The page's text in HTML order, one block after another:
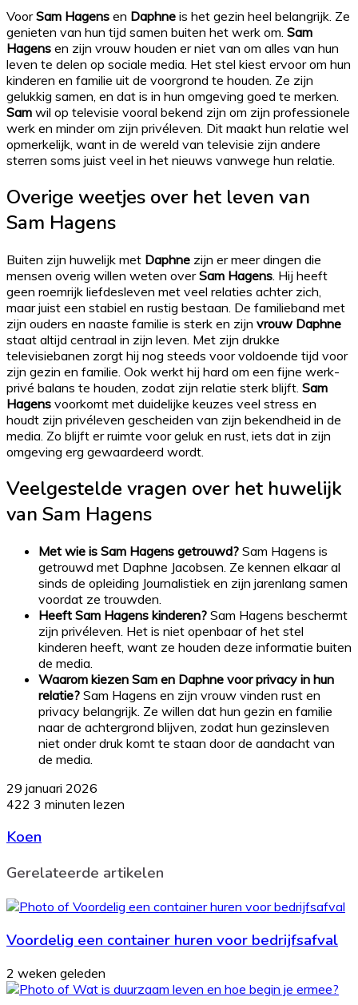
VoorSam Hagens en Daphne is het gezin heel belangrijk. Ze
genieten van hun tijd samen buiten het werk om. Sam
Hagens en zijn vrouw houden er niet van om alles van hun
leven te delen op sociale media. Het stel kiest ervoor om hun
kinderen en familie uit de voorgrond te houden. Ze zijn
gelukkig samen, en dat is in hun omgeving goed te merken.
Sam wil op televisie vooral bekend zijn om zijn professionele
werk en minder om zijn privéleven. Dit maakt hun relatie wel
opmerkelijk, want in de wereld van televisie zijn andere
sterren soms juist veel in het nieuws vanwege hun relatie.
Overige weetjes over het leven van
Sam Hagens
Buiten zijn huwelijk met Daphne zijn er meer dingen die
mensen overig willen weten overSam Hagens . Hij heeft
geen roemrijk liefdesleven met veel relaties achter zich,
maar juist een stabiel en rustig bestaan. De familieband met
zijn ouders en naaste familie is sterk en zijn vrouw Daphne
staat altijd centraal in zijn leven. Met zijn drukke
televisiebanen zorgt hij nog steeds voor voldoende tijd voor
zijn gezin en familie. Ook werkt hij hard om een fijne werk-
privé balans te houden, zodat zijn relatie sterk blijft. Sam
Hagens voorkomt met duidelijke keuzes veel stress en
houdt zijn privéleven gescheiden van zijn bekendheid in de
media. Zo blijft er ruimte voor geluk en rust, iets dat in zijn
omgeving erg gewaardeerd wordt.
Veelgestelde vragen over het huwelijk
van Sam Hagens
Met wie is Sam Hagens getrouwd? Sam Hagens is
getrouwd met Daphne Jacobsen. Ze kennen elkaar al
sinds de opleiding Journalistiek en zijn jarenlang samen
voordat ze trouwden.
Heeft Sam Hagens kinderen? Sam Hagens beschermt
zijn privéleven. Het is niet openbaar of het stel
kinderen heeft, want ze houden deze informatie buiten
de media.
Waarom kiezen Sam en Daphne voor privacy in hun
relatie? Sam Hagens en zijn vrouw vinden rust en
privacy belangrijk. Ze willen dat hun gezin en familie
naar de achtergrond blijven, zodat hun gezinsleven
niet onder druk komt te staan door de aandacht van
de media.
29 januari 2026
422 3 minuten lezen
Koen
Gerelateerde artikelen
Voordelig een container huren voor bedrijfsafval
2 weken geleden